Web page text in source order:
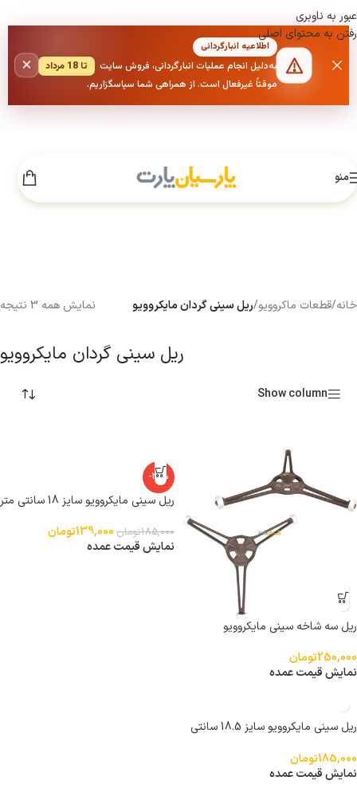
عبور به ناوبری
رفتن به محتوای اصلی
اطلاعیه انبارگردانی
به‌دلیل انجام عملیات انبارگردانی، فروش سایت
تا 18 مرداد
موقتاً غیرفعال است. از همراهی شما سپاسگزاریم.
×
منو
خانه/قطعات ماکروویو/ریل سینی گردان مایکروویو نمایش همه 3 نتیجه
ریل سینی گردان مایکروویو
Show column
ریل سه شاخه سینی مایکروویو
250,000تومان
نمایش قیمت عمده
-25%
ریل سینی مایکروویو سایز 18 سانتی متر
185,000تومان 139,000تومان
نمایش قیمت عمده
ریل سینی مایکروویو سایز 18.5 سانتی
185,000تومان
نمایش قیمت عمده